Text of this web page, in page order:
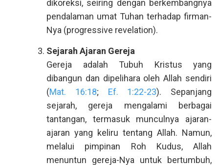
dikoreksi, seiring dengan berkembangnya
pendalaman umat Tuhan terhadap firman-
Nya (progressive revelation).
Sejarah Ajaran Gereja
Gereja adalah Tubuh Kristus yang
dibangun dan dipelihara oleh Allah sendiri
(Mat. 16:18; Ef. 1:22-23). Sepanjang
sejarah, gereja mengalami berbagai
tantangan, termasuk munculnya ajaran-
ajaran yang keliru tentang Allah. Namun,
melalui pimpinan Roh Kudus, Allah
menuntun gereja-Nya untuk bertumbuh,